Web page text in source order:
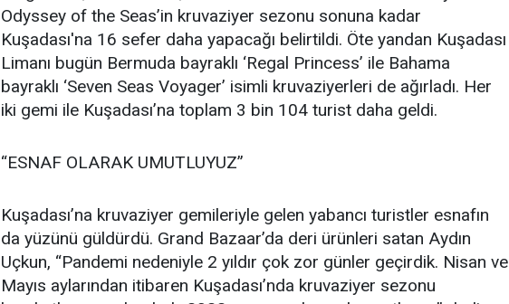
Odyssey of the Seas’in kruvaziyer sezonu sonuna kadar
Kuşadası'na 16 sefer daha yapacağı belirtildi. Öte yandan Kuşadası
Limanı bugün Bermuda bayraklı ‘Regal Princess’ ile Bahama
bayraklı ‘Seven Seas Voyager’ isimli kruvaziyerleri de ağırladı. Her
iki gemi ile Kuşadası’na toplam 3 bin 104 turist daha geldi.
“ESNAF OLARAK UMUTLUYUZ”
Kuşadası’na kruvaziyer gemileriyle gelen yabancı turistler esnafın
da yüzünü güldürdü. Grand Bazaar’da deri ürünleri satan Aydın
Uçkun, “Pandemi nedeniyle 2 yıldır çok zor günler geçirdik. Nisan ve
Mayıs aylarından itibaren Kuşadası’nda kruvaziyer sezonu